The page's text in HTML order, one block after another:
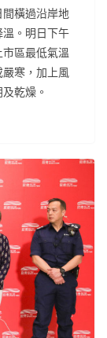
橫過沿岸地
。明日下午
區最低氣溫
寒，加上風
乾燥。